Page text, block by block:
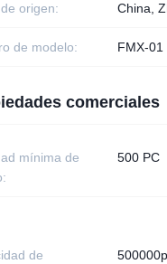
origen: China,
de modelo: FMX-01
comerciales
mínima de
500 PC
de